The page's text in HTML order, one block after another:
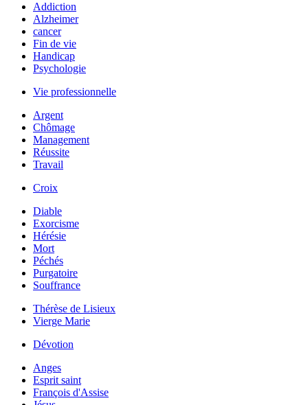
Addiction
Alzheimer
cancer
Fin de vie
Handicap
Psychologie
Vie professionnelle
Argent
Chômage
Management
Réussite
Travail
Croix
Diable
Exorcisme
Hérésie
Mort
Péchés
Purgatoire
Souffrance
Thérèse de Lisieux
Vierge Marie
Dévotion
Anges
Esprit saint
François d'Assise